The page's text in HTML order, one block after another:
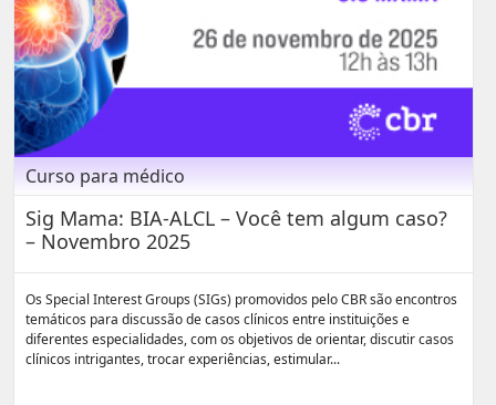
Curso para médico
Sig Mama: BIA-ALCL – Você tem algum caso?
– Novembro 2025
Os Special Interest Groups (SIGs) promovidos pelo CBR são encontros
temáticos para discussão de casos clínicos entre instituições e
diferentes especialidades, com os objetivos de orientar, discutir casos
clínicos intrigantes, trocar experiências, estimular...